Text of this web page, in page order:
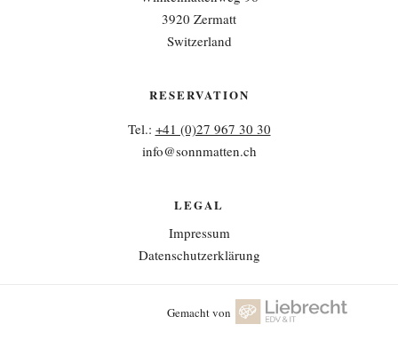
3920 Zermatt
Switzerland
RESERVATION
Tel.: +41 (0)27 967 30 30
info@sonnmatten.ch
LEGAL
Impressum
Datenschutzerklärung
Gemacht von